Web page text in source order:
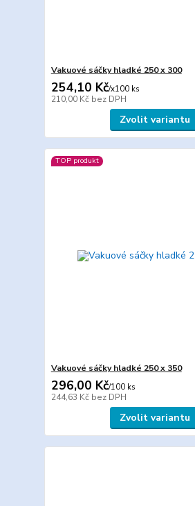
Vakuové sáčky hladké 250 x 300
254,10 Kč/x100 ks
210,00 Kč bez DPH
Zvolit variantu
TOP produkt
Vakuové sáčky hladké 250 x 350
296,00 Kč/100 ks
244,63 Kč bez DPH
Zvolit variantu